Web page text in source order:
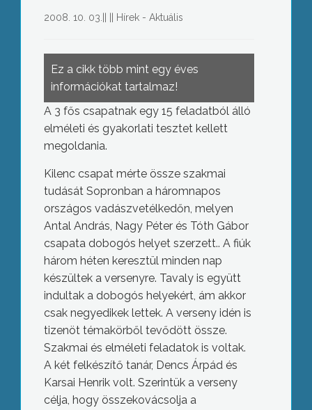
2008. 10. 03. Hírek - Aktuális
Ez a cikk több mint egy éves
információkat tartalmaz!
A 3 fős csapatnak egy 15 feladatból álló
elméleti és gyakorlati tesztet kellett
megoldania.
Kilenc csapat mérte össze szakmai
tudását Sopronban a háromnapos
országos vadászvetélkedőn, melyen
Antal András, Nagy Péter és Tóth Gábor
csapata dobogós helyet szerzett.. A fiúk
három héten keresztül minden nap
készültek a versenyre. Tavaly is együtt
indultak a dobogós helyekért, ám akkor
csak negyedikek lettek. A verseny idén is
tizenöt témakörből tevődött össze.
Szakmai és elméleti feladatok is voltak.
A két felkészítő tanár, Dencs Árpád és
Karsai Henrik volt. Szerintük a verseny
célja, hogy összekovácsolja a